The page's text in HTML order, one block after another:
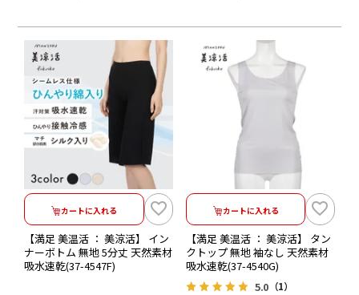
カートに入れる
【満足 美温活 ： 美涼活】 イン
ナーボトム 無地 5分丈 天然素材
吸水速乾(37-4547F)
カートに入れる
【満足 美温活 ： 美涼活】 タン
クトップ 無地 袖なし 天然素材
吸水速乾(37-4540G)
5.0 （1）